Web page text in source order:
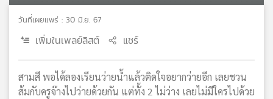
เกี่ยว
วันที่เผยแพร่ : 30 มิ.ย. 67
เพิ่มในเพลย์ลิสต์ แชร์
สามสี พอได้ลองเรียนว่ายน้ำแล้วติดใจอยากว่ายอีก เลยชวน
ส้มกับครูจ๊างไปว่ายด้วยกัน แต่ทั้ง 2 ไม่ว่าง เลยไม่มีใครไปด้วย